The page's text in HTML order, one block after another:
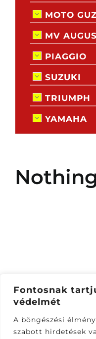
Fontosnak
védelmét
A böngészési
szabott hirdetések
MOTO
MV
PIAGGIO
SUZUKI
TRIUMPH
YAMAHA
ÁSZF